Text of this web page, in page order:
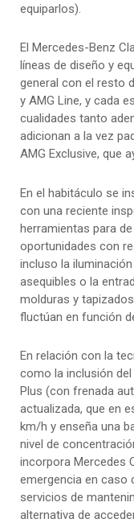
equiparlos).
El Mercedes-Benz
líneas de diseño y
general con el resto
y AMG Line, y cada
cualidades tanto
adicionan a la vez
AMG Exclusive, que
En el habitáculo se
con una reciente
herramientas para
oportunidades con
incluso la
asequibles o la
molduras y
fluctúan en función
En relación con la
como la inclusión
Plus (con frenada
actualizada, que en
km/h y enseña una
nivel de
incorpora Mercedes
emergencia en caso
servicios de
alternativa de